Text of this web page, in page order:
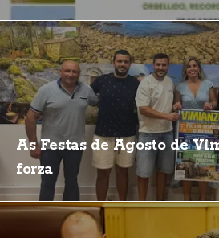
As Festas de Agosto de
forza